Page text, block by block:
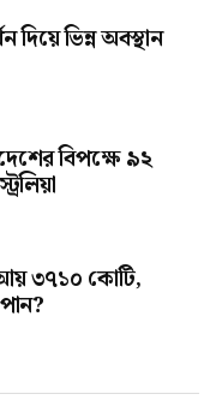
দিয়ে ভিন্ন অবস্থান
বিপক্ষে ৯২
৩৭১০ কোটি,